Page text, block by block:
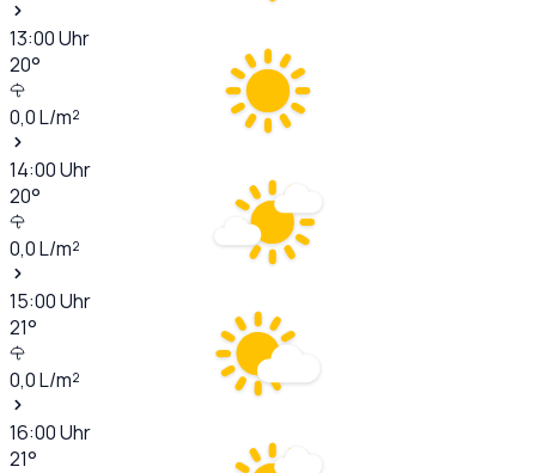
13:00Uhr
20°
0,0L/m²
14:00Uhr
20°
0,0L/m²
15:00Uhr
21°
0,0L/m²
16:00Uhr
21°